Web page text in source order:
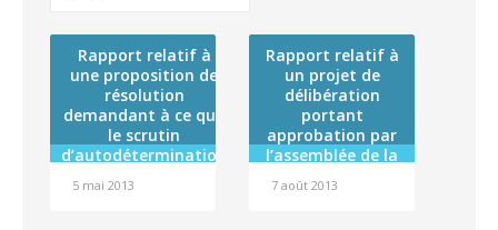
Rapport relatif à
une proposition de
résolution
demandant à ce que
le scrutin
d’autodétermination
la Constitution soit
5 mai 2013
Rapport relatif à
un projet de
délibération
portant
approbation par
l’assemblée de la
française de la
7 août 2013